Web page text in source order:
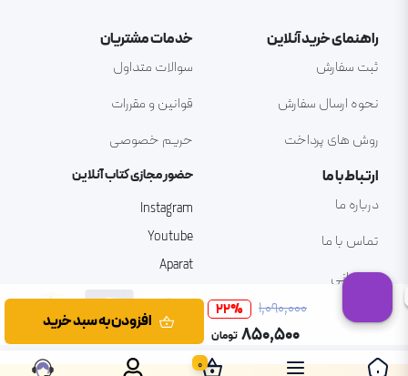
۱٬۰۹۰٬۰۰۰ 22%
۸۵۰٬۵۰۰ تومان
افزودن به سبد خرید
راهنمای خرید آنلاین
ثبت سفارش
نحوه ارسال سفارش
روش های پرداخت
خدمات مشتریان
سوالات متداول
قوانین و مقررات
حریم خصوصی
ارتباط با ما
درباره ما
تماس با ما
پشتیبانی
حضور مجازی کتاب آنلاین
Instagram
Youtube
Aparat
0